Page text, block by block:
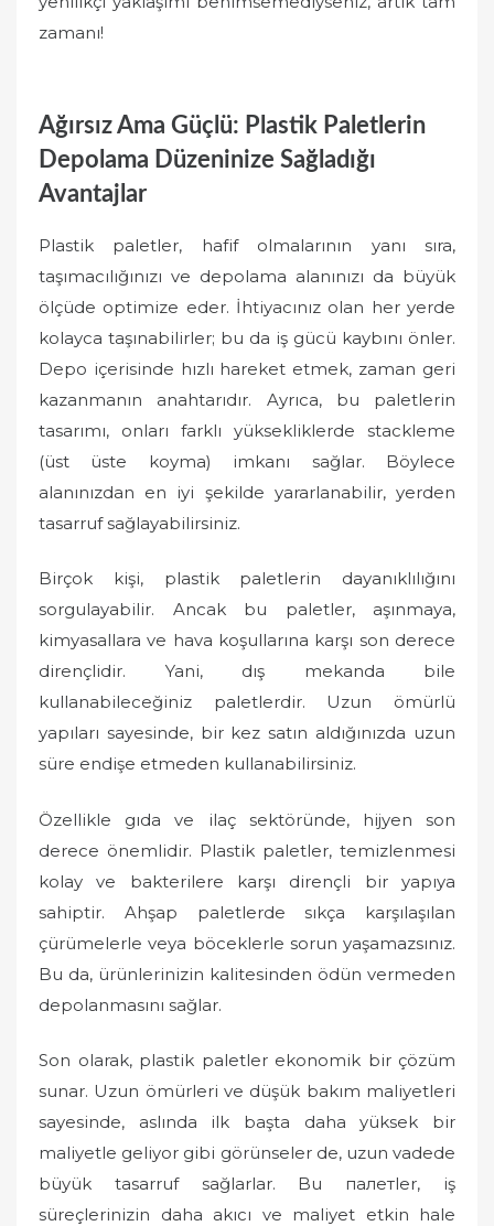
zamanı!
Ağırsız Ama Güçlü: Plastik Paletlerin
Depolama Düzeninize Sağladığı
Avantajlar
Plastik paletler, hafif olmalarının yanı sıra,
taşımacılığınızı ve depolama alanınızı da büyük
ölçüde optimize eder. İhtiyacınız olan her yerde
kolayca taşınabilirler; bu da iş gücü kaybını önler.
Depo içerisinde hızlı hareket etmek, zaman geri
kazanmanın anahtarıdır. Ayrıca, bu paletlerin
tasarımı, onları farklı yüksekliklerde stackleme
(üst üste koyma) imkanı sağlar. Böylece
alanınızdan en iyi şekilde yararlanabilir, yerden
tasarruf sağlayabilirsiniz.
Birçok kişi, plastik paletlerin dayanıklılığını
sorgulayabilir. Ancak bu paletler, aşınmaya,
kimyasallara ve hava koşullarına karşı son derece
dirençlidir. Yani, dış mekanda bile
kullanabileceğiniz paletlerdir. Uzun ömürlü
yapıları sayesinde, bir kez satın aldığınızda uzun
süre endişe etmeden kullanabilirsiniz.
Özellikle gıda ve ilaç sektöründe, hijyen son
derece önemlidir. Plastik paletler, temizlenmesi
kolay ve bakterilere karşı dirençli bir yapıya
sahiptir. Ahşap paletlerde sıkça karşılaşılan
çürümelerle veya böceklerle sorun yaşamazsınız.
Bu da, ürünlerinizin kalitesinden ödün vermeden
depolanmasını sağlar.
Son olarak, plastik paletler ekonomik bir çözüm
sunar. Uzun ömürleri ve düşük bakım maliyetleri
sayesinde, aslında ilk başta daha yüksek bir
maliyetle geliyor gibi görünseler de, uzun vadede
büyük tasarruf sağlarlar. Bu палетler, iş
süreçlerinizin daha akıcı ve maliyet etkin hale